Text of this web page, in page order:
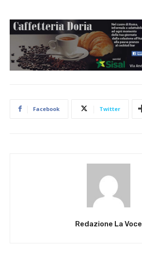
Facebook Twitter
Redazione La Voce